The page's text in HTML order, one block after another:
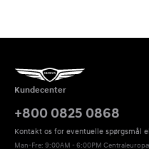
Kundecenter
+800 0825 0868
Kontakt os for eventuelle spørgsmål
Man-Fre: 9:00AM - 6:00PM